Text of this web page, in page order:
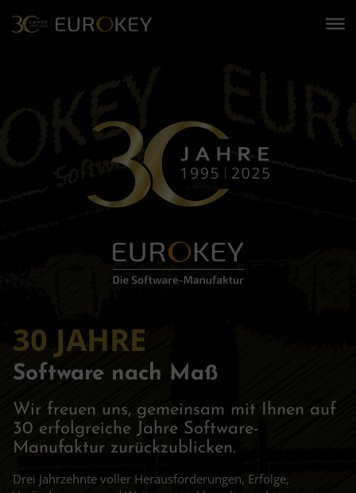
Inhalt
30 JAHRE
Software nach Maß
Wir freuen uns, gemeinsam mit Ihnen auf
30 erfolgreiche Jahre Software-
Manufaktur zurückzublicken.
Drei Jahrzehnte voller Herausforderungen, Erfolge,